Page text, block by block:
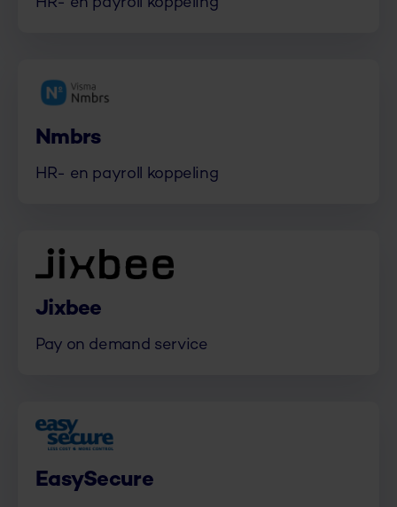
HR- en payroll koppeling
Nmbrs
HR- en payroll koppeling
Jixbee
Pay on demand service
EasySecure